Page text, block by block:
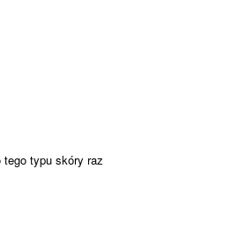
tego typu skóry raz